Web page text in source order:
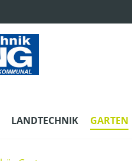
LANDTECHNIK GARTEN